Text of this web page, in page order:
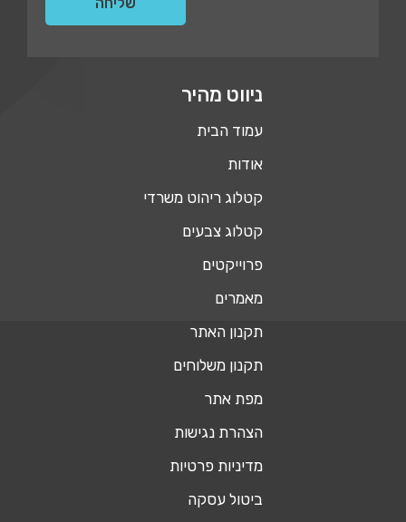
ניווט מהיר
עמוד הבית
אודות
קטלוג ריהוט משרדי
קטלוג צבעים
פרוייקטים
מאמרים
תקנון האתר
תקנון משלוחים
מפת אתר
הצהרת נגישות
מדיניות פרטיות
ביטול עסקה